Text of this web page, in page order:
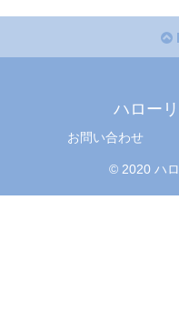
ハロー
お問い合わせ
© 2020 ハ